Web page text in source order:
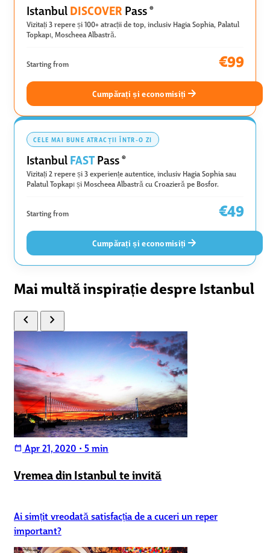
IstanbulDISCOVER Pass ®
Vizitați 3 repere și 100+ atracții de top, inclusiv Hagia Sophia, Palatul
Topkapı, Moscheea Albastră.
Starting from €99
Cumpărați și economisiți
CELE MAI BUNE ATRACȚII ÎNTR-O ZI
IstanbulFASTPass ®
Vizitați 2 repere și 3 experiențe autentice, inclusiv Hagia Sophia sau
Palatul Topkapı și Moscheea Albastră cu Croazieră pe Bosfor.
Starting from €49
Cumpărați și economisiți
Mai multă inspirație despre Istanbul
chevron_left chevron_right
calendar_today Apr 21, 2020 • 5 min
Vremea din Istanbul te invită
Ai simțit vreodată satisfacția de a cuceri un reper
important?